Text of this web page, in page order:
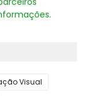
Visual